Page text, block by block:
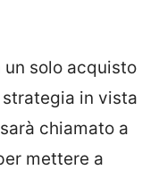
solo acquisto
in vista
sarà chiamato a
mettere a